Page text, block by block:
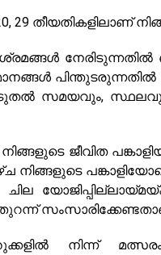
29 തീയതികളിലാണ്
സമയവും,
ജീവിത
നിങ്ങളുടെ
നിന്ന്